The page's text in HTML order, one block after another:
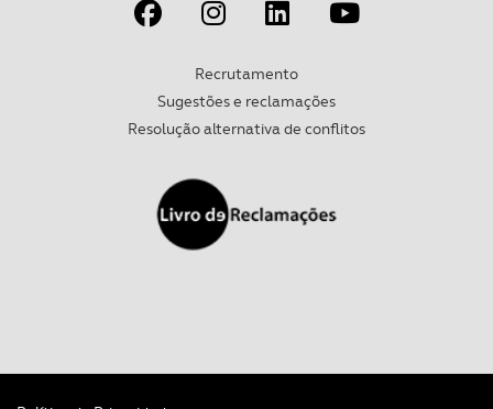
Recrutamento
Sugestões e reclamações
Resolução alternativa de conflitos